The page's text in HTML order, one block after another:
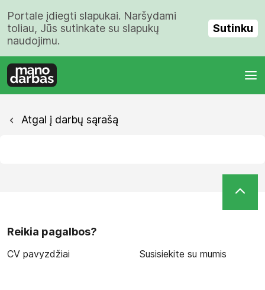
Portale įdiegti slapukai. Naršydami
toliau, Jūs sutinkate su slapukų
naudojimu.
Sutinku
Atgal į darbų sąrašą
Reikia pagalbos?
CV pavyzdžiai Susisiekite su mumis